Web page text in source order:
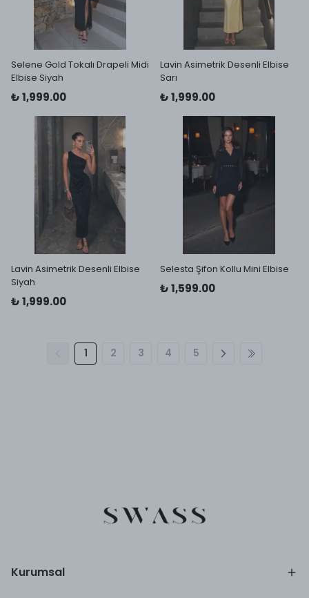
Selene Gold Tokalı Drapeli Midi
Elbise Siyah
₺ 1,999.00
Lavin Asimetrik Desenli Elbise
Sarı
₺ 1,999.00
Lavin Asimetrik Desenli Elbise
Siyah
₺ 1,999.00
Selesta Şifon Kollu Mini Elbise
₺ 1,599.00
1 2 3 4 5
Kurumsal